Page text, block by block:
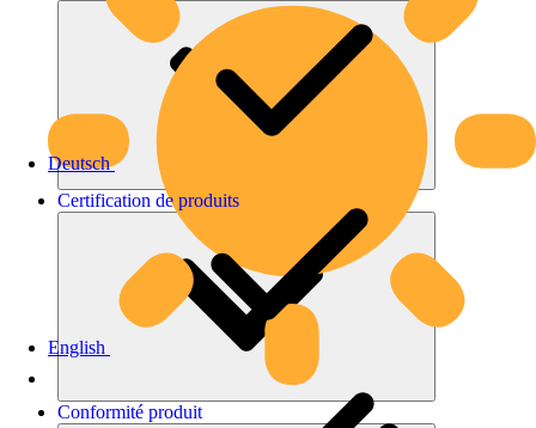
Deutsch
English
Certification de produits
Conformité produit